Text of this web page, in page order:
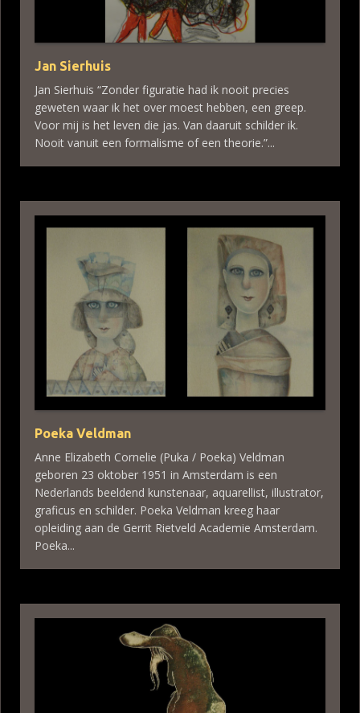
Jan Sierhuis
Jan Sierhuis “Zonder figuratie had ik nooit precies
geweten waar ik het over moest hebben, een greep.
Voor mij is het leven die jas. Van daaruit schilder ik.
Nooit vanuit een formalisme of een theorie.”...
Poeka Veldman
Anne Elizabeth Cornelie (Puka / Poeka) Veldman
geboren 23 oktober 1951 in Amsterdam is een
Nederlands beeldend kunstenaar, aquarellist, illustrator,
graficus en schilder. Poeka Veldman kreeg haar
opleiding aan de Gerrit Rietveld Academie Amsterdam.
Poeka...